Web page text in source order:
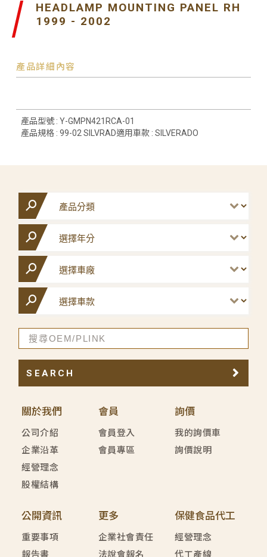
HEADLAMP MOUNTING PANEL RH
1999 - 2002
產品詳細內容
產品型號 : Y-GMPN421RCA-01
產品規格 : 99-02 SILVRAD適用車款 : SILVERADO
關於我們
公司介紹
企業沿革
經營理念
股權結構
會員
會員登入
會員專區
詢價
我的詢價車
詢價說明
公開資訊
重要事項
報告書
更多
企業社會責任
法說會報名
保健食品代工
經營理念
代工產線
SEARCH